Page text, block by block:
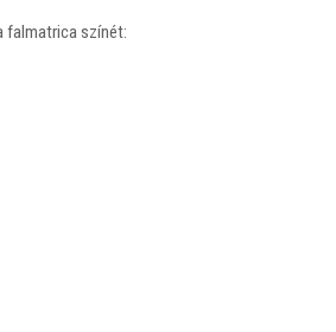
falmatrica színét: